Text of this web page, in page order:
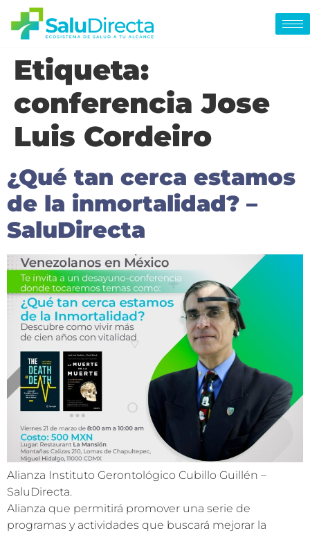
Etiqueta:
conferencia Jose
Luis Cordeiro
¿Qué tan cerca estamos
de la inmortalidad? –
SaluDirecta
Alianza Instituto Gerontológico Cubillo Guillén –
SaluDirecta.
Alianza que permitirá promover una serie de
programas y actividades que buscará mejorar la